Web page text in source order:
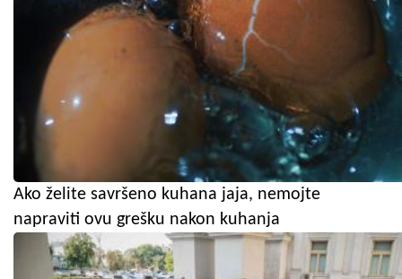
Ako želite savršeno kuhana jaja, nemojte
napraviti ovu grešku nakon kuhanja